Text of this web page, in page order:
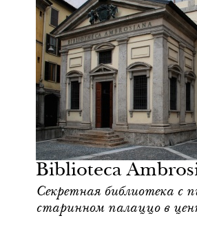
Biblioteca
Секретная библиотека с
старинном палаццо в
Шоппинг
Милан